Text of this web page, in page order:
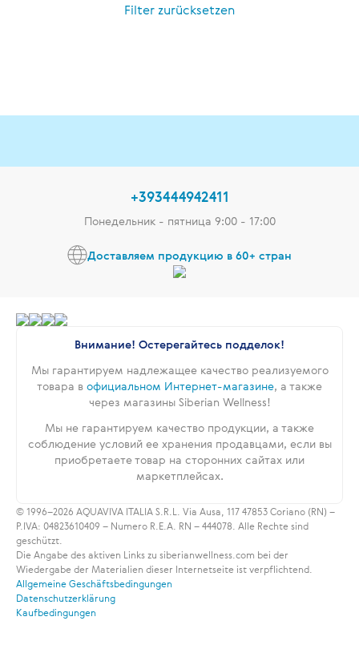
Filter zurücksetzen
+393444942411
Понедельник - пятница 9:00 - 17:00
Доставляем продукцию в 60+ стран
Внимание! Остерегайтесь подделок!
Мы гарантируем надлежащее качество реализуемого
товара в официальном Интернет-магазине, а также
через магазины Siberian Wellness!
Мы не гарантируем качество продукции, а также
соблюдение условий ее хранения продавцами, если вы
приобретаете товар на сторонних сайтах или
маркетплейсах.
© 1996–2026 AQUAVIVA ITALIA S.R.L. Via Ausa, 117 47853 Coriano (RN) –
P.IVA: 04823610409 – Numero R.E.A. RN – 444078. Alle Rechte sind
geschützt.
Die Angabe des aktiven Links zu siberianwellness.com bei der
Wiedergabe der Materialien dieser Internetseite ist verpflichtend.
Allgemeine Geschäftsbedingungen
Datenschutzerklärung
Kaufbedingungen